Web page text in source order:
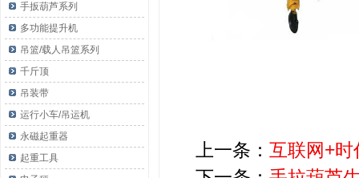
手扳葫芦系列
多功能提升机
吊篮/载人吊篮系列
千斤顶
吊装带
运行小车/吊运机
永磁起重器
起重工具
上一条： 互联网+